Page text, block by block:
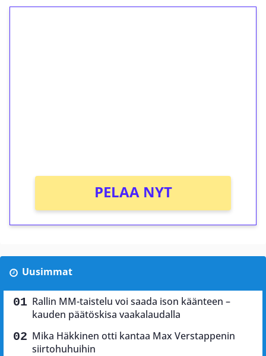
PELAA NYT
Uusimmat
Rallin MM-taistelu voi saada ison käänteen –
kauden päätöskisa vaakalaudalla
Mika Häkkinen otti kantaa Max Verstappenin
siirtohuhuihin